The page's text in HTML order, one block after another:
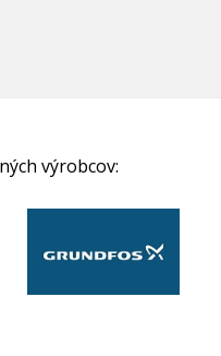
výrobcov: